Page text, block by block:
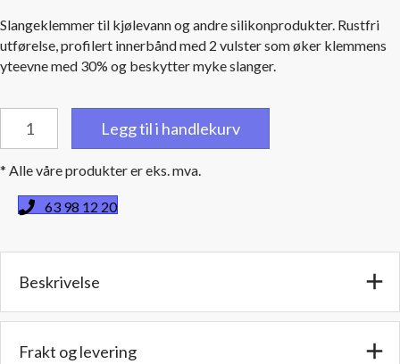
Slangeklemmer til kjølevann og andre silikonprodukter. Rustfri
utførelse, profilert innerbånd med 2 vulster som øker klemmens
yteevne med 30% og beskytter myke slanger.
23
47mm.
antall
Legg til i handlekurv
* Alle våre produkter er eks. mva.
63 98 12 20
Beskrivelse
Frakt og levering